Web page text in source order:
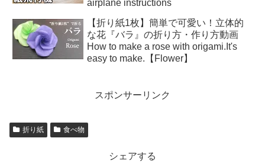
airplane instructions
【折り紙1枚】簡単で可愛い！立体的
な花『バラ』の折り方・作り方動画
How to make a rose with origami.It's
easy to make.【Flower】
スポンサーリンク
折り紙 食べ物
シェアする